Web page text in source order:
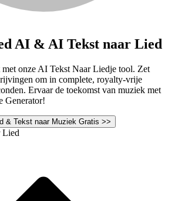
AI & AI Tekst naar Lied
onze AI Tekst Naar Liedje tool. Zet
om in complete, royalty-vrije
Ervaar de toekomst van muziek met
Generator!
& Tekst naar Muziek Gratis >>
Lied